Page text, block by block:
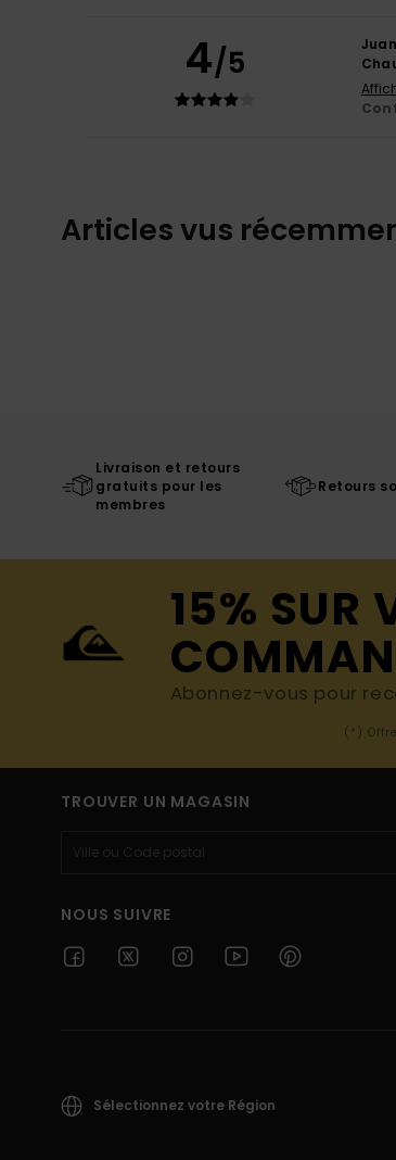
4/5 Juan
Articles vus
Livraison et retours
gratuits pour les
membres
Retours
15% SUR
Abonnez-vous pour
(*)
TROUVER UN MAGASIN
NOUS SUIVRE
Sélectionnez votre Région